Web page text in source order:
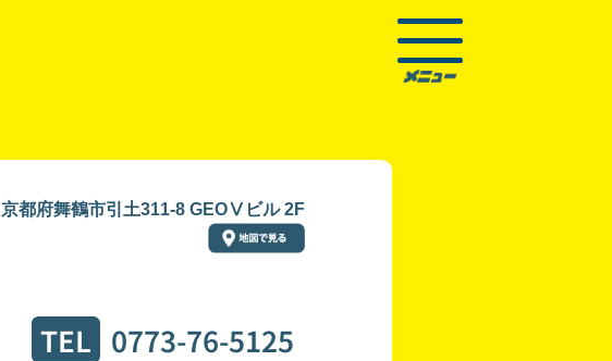
京都府舞鶴市引土311-8 GEOⅤビル 2F
TEL 0773-76-5125